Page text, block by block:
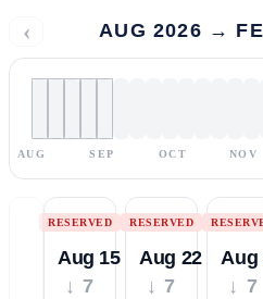
‹ AUG 2026 →
AUG SEP OCT NOV
RESERVED
Aug 15
↓ 7
RESERVED
Aug 22
↓ 7
Aug
↓ 7